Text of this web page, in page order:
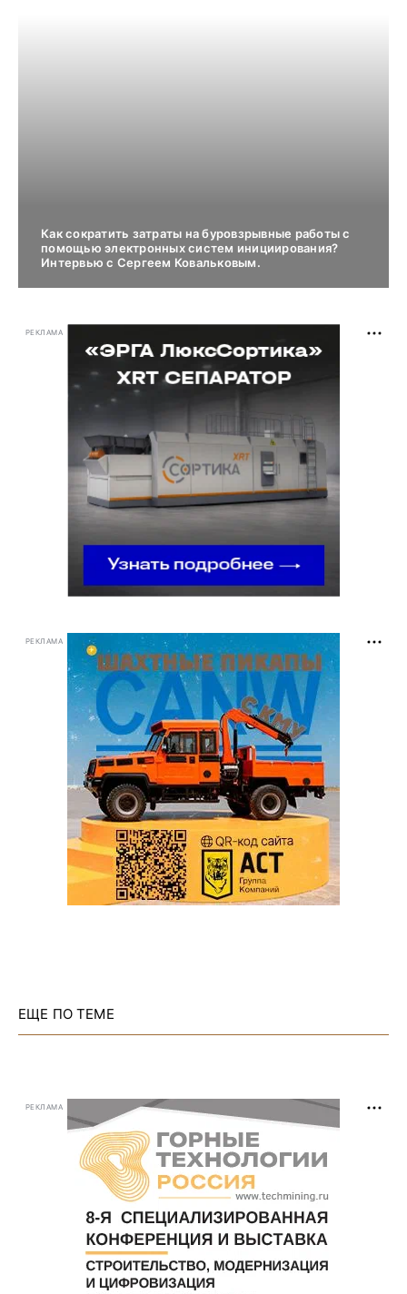
Как сократить затраты на буровзрывные работы с
помощью электронных систем инициирования?
Интервью с Сергеем Ковальковым.
РЕКЛАМА
РЕКЛАМА
ЕЩЕ ПО ТЕМЕ
РЕКЛАМА